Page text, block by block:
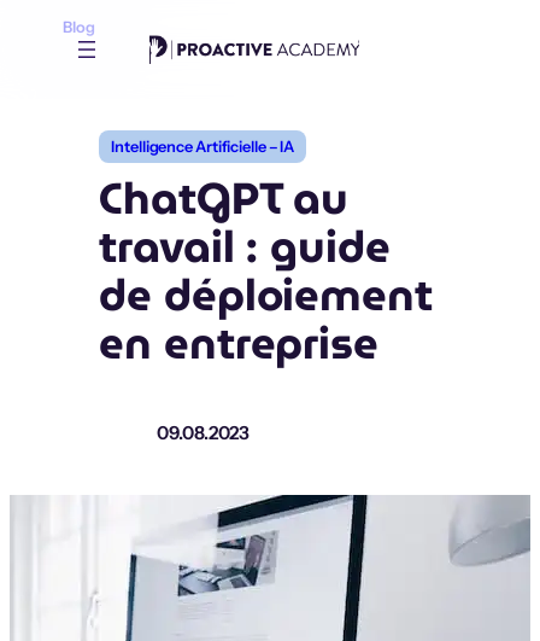
Blog
Intelligence Artificielle – IA
ChatGPT au
travail : guide
de déploiement
en entreprise
09.08.2023